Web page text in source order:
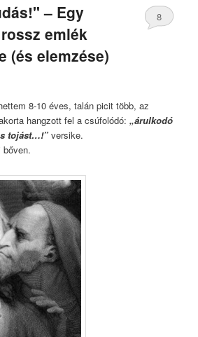
– Egy
emlék
(és elemzése)
8
8-10 éves, talán picit több, az
hangzott fel a csúfolódó:„árulkodó
tojást…!”versike.
bőven.